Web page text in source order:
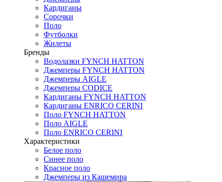
Кардиганы
Сорочки
Поло
Футболки
Жилеты
Бренды
Водолазки FYNCH HATTON
Джемперы FYNCH HATTON
Джемперы AIGLE
Джемперы CODICE
Кардиганы FYNCH HATTON
Кардиганы ENRICO CERINI
Поло FYNCH HATTON
Поло AIGLE
Поло ENRICO CERINI
Характеристики
Белое поло
Синее поло
Красное поло
Джемперы из Кашемира